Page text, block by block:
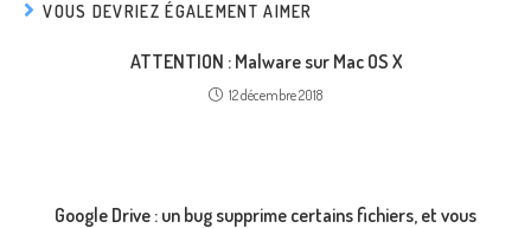
VOUS DEVRIEZ ÉGALEMENT AIMER
ATTENTION : Malware sur Mac OS X
12 décembre 2018
Google Drive : un bug supprime certains fichiers, et vous